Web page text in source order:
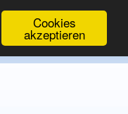
Cookies
akzeptieren